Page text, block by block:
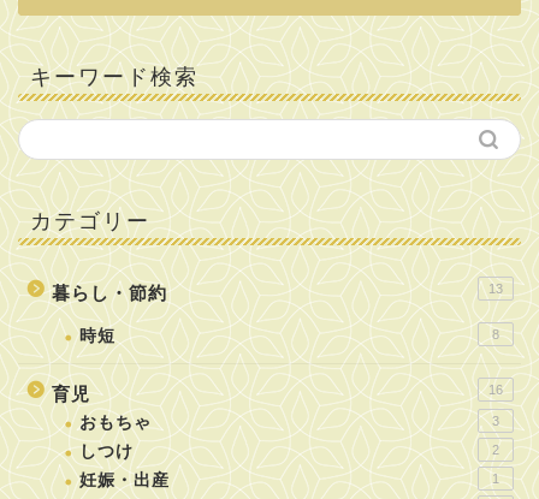
キーワード検索
カテゴリー
暮らし・節約 13
時短 8
育児 16
おもちゃ 3
しつけ 2
妊娠・出産 1